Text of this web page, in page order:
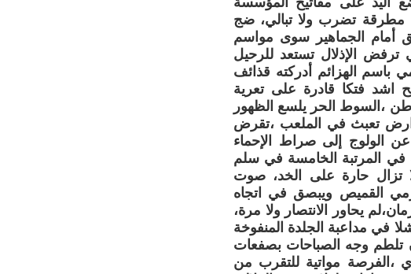
مطرقة تضرب ولا تبالي، ضج
أمام الجماهير سوى مواسم
ترفض الإذلال تستعد للرحيل
باسم الهزائم أدركته قذائف
اشد فتكا قادرة على تعرية
،السوط الحر يلسع الظهور
تعبث في الملعب ،تقرض
عن الولوج إلى صراط الإحماء
في المرتبة الخامسة في سلم
لا تزال حارة على الخد، صوت
القميص ويبصق في اتجاه
يحاور الانتصار ولا مرة،
في مداعبة الجلدة المنفوخة
تلطم وجه الصباحات بصفعات
،الفرصة مواتية للتقرب من